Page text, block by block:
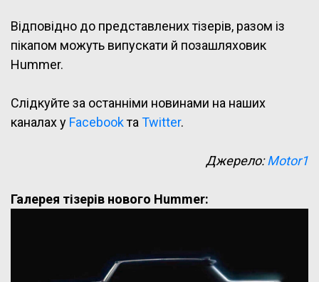
Відповідно до представлених тізерів, разом із
пікапом можуть випускати й позашляховик
Hummer.
Слідкуйте за останніми новинами на наших
каналах у FacebookтаTwitter.
Джерело:Motor1
Галерея тізерів нового Hummer: